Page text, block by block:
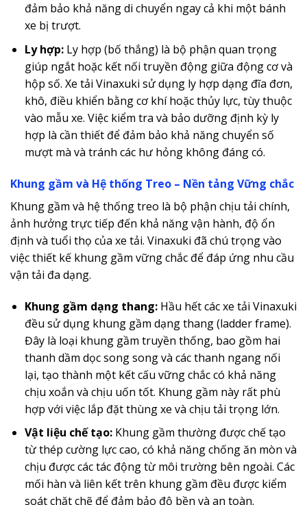
đảm bảo khả năng di chuyển ngay cả khi một bánh
xe bị trượt.
Ly hợp:Ly hợp (bố thắng) là bộ phận quan trọng
giúp ngắt hoặc kết nối truyền động giữa động cơ và
hộp số. Xe tải Vinaxuki sử dụng ly hợp dạng đĩa đơn,
khô, điều khiển bằng cơ khí hoặc thủy lực, tùy thuộc
vào mẫu xe. Việc kiểm tra và bảo dưỡng định kỳ ly
hợp là cần thiết để đảm bảo khả năng chuyển số
mượt mà và tránh các hư hỏng không đáng có.
Khung gầm và Hệ thống Treo – Nền tảng Vững chắc
Khung gầm và hệ thống treo là bộ phận chịu tải chính,
ảnh hưởng trực tiếp đến khả năng vận hành, độ ổn
định và tuổi thọ của xe tải. Vinaxuki đã chú trọng vào
việc thiết kế khung gầm vững chắc để đáp ứng nhu cầu
vận tải đa dạng.
Khung gầm dạng thang:Hầu hết các xe tải Vinaxuki
đều sử dụng khung gầm dạng thang (ladder frame).
Đây là loại khung gầm truyền thống, bao gồm hai
thanh dầm dọc song song và các thanh ngang nối
lại, tạo thành một kết cấu vững chắc có khả năng
chịu xoắn và chịu uốn tốt. Khung gầm này rất phù
hợp với việc lắp đặt thùng xe và chịu tải trọng lớn.
Vật liệu chế tạo:Khung gầm thường được chế tạo
từ thép cường lực cao, có khả năng chống ăn mòn và
chịu được các tác động từ môi trường bên ngoài. Các
mối hàn và liên kết trên khung gầm đều được kiểm
soát chặt chẽ để đảm bảo độ bền và an toàn.